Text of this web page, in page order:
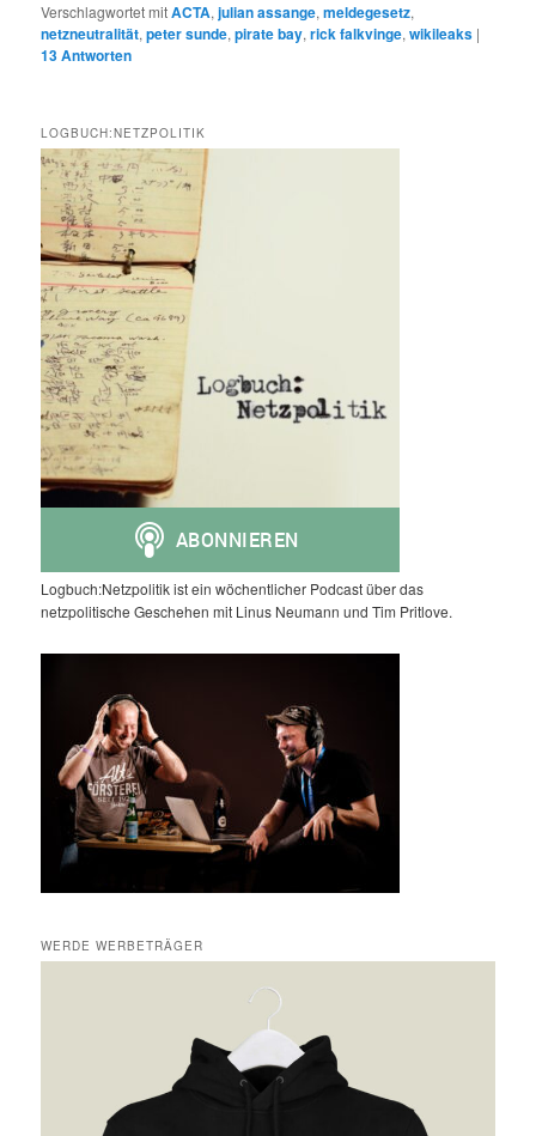
Verschlagwortet mitACTA,julian assange,meldegesetz,
netzneutralität,peter sunde,pirate bay,rick falkvinge,wikileaks |
13Antworten
LOGBUCH:NETZPOLITIK
Logbuch:Netzpolitik ist ein wöchentlicher Podcast über das
netzpolitische Geschehen mit Linus Neumann und Tim Pritlove.
WERDE WERBETRÄGER